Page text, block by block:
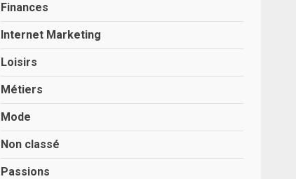
Finances
Internet Marketing
Loisirs
Métiers
Mode
Non classé
Passions